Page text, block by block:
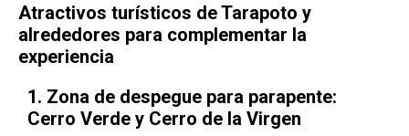
Atractivos turísticos de Tarapoto y
alrededores para complementar la
experiencia
1. Zona de despegue para parapente:
Cerro Verde y Cerro de la Virgen